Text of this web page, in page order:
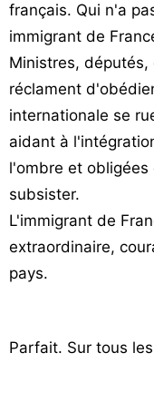
français. Qui n'a
immigrant de
Ministres,
réclament
internationale se
aidant à
l'ombre et
subsister.
L'immigrant de
extraordinaire,
pays.
Parfait. Sur tous